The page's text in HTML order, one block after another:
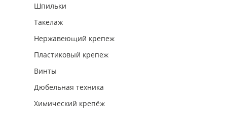
Шпильки
Такелаж
Нержавеющий крепеж
Пластиковый крепеж
Винты
Дюбельная техника
Химический крепёж